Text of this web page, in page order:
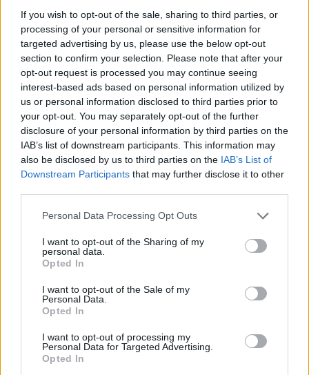
If you wish to opt-out of the sale, sharing to third parties, or
processing of your personal or sensitive information for
targeted advertising by us, please use the below opt-out
section to confirm your selection. Please note that after your
opt-out request is processed you may continue seeing
interest-based ads based on personal information utilized by
us or personal information disclosed to third parties prior to
your opt-out. You may separately opt-out of the further
disclosure of your personal information by third parties on the
IAB’s list of downstream participants. This information may
also be disclosed by us to third parties on the IAB’s List of
Downstream Participants that may further disclose it to other
Please note that this website/app uses one or more Google
not limited to your visit or usage behaviour. You may click to
grant or deny consent to Google and its third-party tags to
use your data for below specified purposes in below Google
consent section.
Personal Data Processing Opt Outs
I want to opt-out of the Sharing of my
personal data.
Opted In
I want to opt-out of the Sale of my
Personal Data.
Opted In
I want to opt-out of processing my
Personal Data for Targeted Advertising.
Opted In
Hasonlóra utalhattak Newey szavai is, amikor arról kérdezték
még a Magyar Nagydíj sajtótájékoztatóján, hogy mennyire
fontos számukra, hogy megtartsák Alonsót, és szerintük
sikerülni fog-e ez az istálló gyenge szereplése fényében is:
„Fernando nyilvánvalóan egy lenyűgöző versenyző. Óriási
értéket jelent a csapatnak, mind a visszajelzéseivel, mind a
képességeivel. Úgyhogy természetesen fontos számunkra.
Meglehetősen biztos vagyok benne, hogy Fernando élvezi a
velünk töltött idejét, és hogy folytatni fogjuk a kapcsolatunkat”
– fogalmazott a csapatfőnök és technikai szakvezető.